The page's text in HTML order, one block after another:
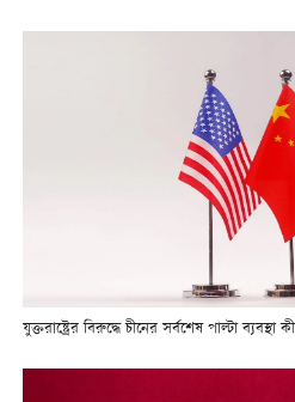
যুক্তরাষ্ট্রের বিরুদ্ধে চীনের সর্বশেষ পাল্টা ব্যবস্থা